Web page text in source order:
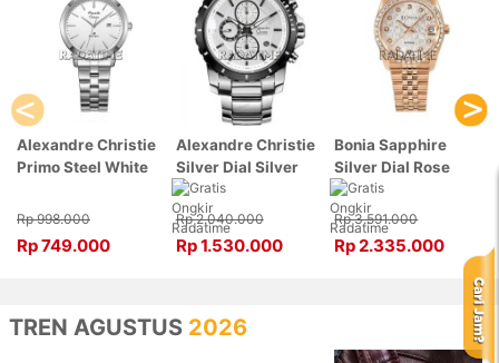
Alexandre Christie
Primo Steel White
Stainless Steel,
1007LDBSSSL
Rp 998.000
Rp 749.000
Alexandre Christie
Silver Dial Silver
Stainless Steel,
Case Silver
6141MCBTBSL
Rp 2.040.000
Rp 1.530.000
Bonia Sapphire
Silver Dial Rose
Gold Stainless
Steel, Case Rose
Gold BNB10550-
3516S
Rp 3.591.000
Rp 2.335.000
TREN AGUSTUS 2026